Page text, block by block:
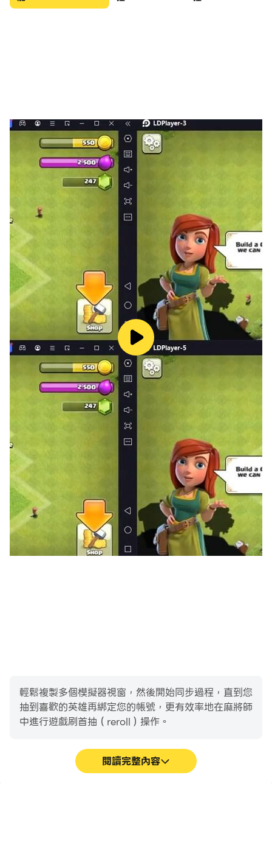
輕鬆複製多個模擬器視窗，然後開始同步過程，直到您
抽到喜歡的英雄再綁定您的帳號，更有效率地在麻將師
中進行遊戲刷首抽（reroll）操作。
閱讀完整內容